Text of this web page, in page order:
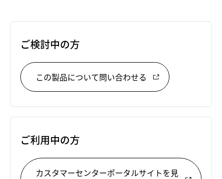
ご検討中の方
この製品について問い合わせる
ご利用中の方
カスタマーセンターポータルサイトを見